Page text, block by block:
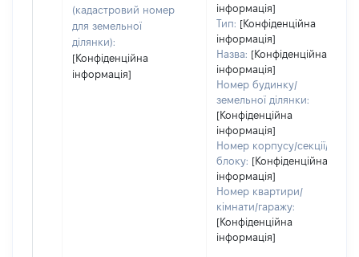
(кадастровий номер
для земельної
ділянки):
[Конфіденційна
інформація]
інформація]
Тип: [Конфіденційна
інформація]
Назва: [Конфіденційна
інформація]
Номер будинку/
земельної ділянки:
[Конфіденційна
інформація]
Номер корпусу/секції/
блоку: [Конфіденційна
інформація]
Номер квартири/
кімнати/гаражу:
[Конфіденційна
інформація]